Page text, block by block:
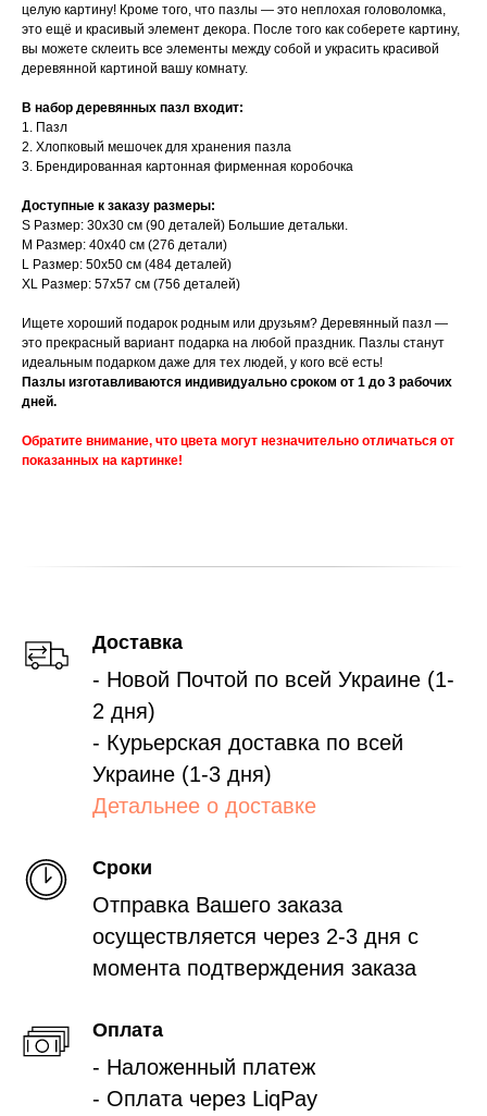
целую картину! Кроме того, что пазлы — это неплохая головоломка,
это ещё и красивый элемент декора. После того как соберете картину,
вы можете склеить все элементы между собой и украсить красивой
деревянной картиной вашу комнату.
В набор деревянных пазл входит:
1. Пазл
2. Хлопковый мешочек для хранения пазла
3. Брендированная картонная фирменная коробочка
Доступные к заказу размеры:
S Размер: 30х30 см (90 деталей) Большие детальки.
M Размер: 40х40 см (276 детали)
L Размер: 50х50 см (484 деталей)
XL Размер: 57х57 см (756 деталей)
Ищете хороший подарок родным или друзьям? Деревянный пазл —
это прекрасный вариант подарка на любой праздник. Пазлы станут
идеальным подарком даже для тех людей, у кого всё есть!
Пазлы изготавливаются индивидуально сроком от 1 до 3 рабочих
дней.
Обратите внимание, что цвета могут незначительно отличаться от
показанных на картинке!
Доставка
- Новой Почтой по всей Украине (1-
2 дня)
- Курьерская доставка по всей
Украине (1-3 дня)
Детальнее о доставке
Сроки
Отправка Вашего заказа
осуществляется через 2-3 дня с
момента подтверждения заказа
Оплата
- Наложенный платеж
- Оплата через LiqPay